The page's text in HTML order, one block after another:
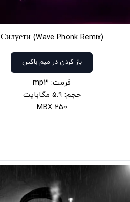
Силуети (Wave Phonk Remix)
باز کردن در میم باکس
فرمت: mp3
حجم: 5.9 مگابایت
250 MBX